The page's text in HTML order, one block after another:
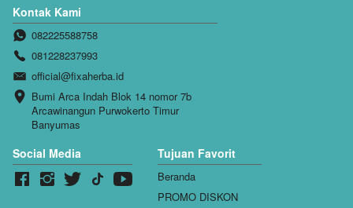
Kontak Kami
082225588758
081228237993
official@fixaherba.id
Bumi Arca Indah Blok 14 nomor 7b
Arcawinangun Purwokerto Timur
Banyumas
Social Media Tujuan Favorit
Beranda
PROMO DISKON